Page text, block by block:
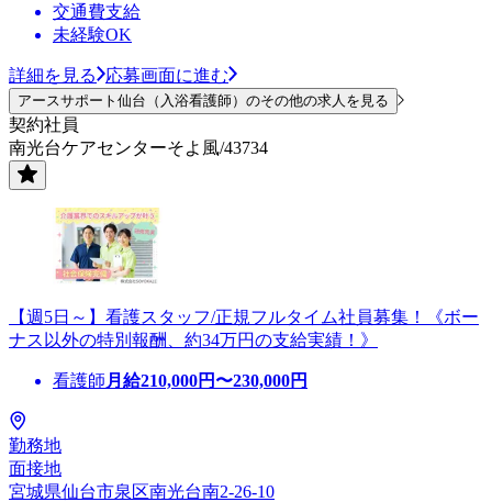
交通費支給
未経験OK
詳細を見る 応募画面に進む
アースサポート仙台（入浴看護師）のその他の求人を見る
契約社員
南光台ケアセンターそよ風/43734
【週5日～】看護スタッフ/正規フルタイム社員募集！《ボー
ナス以外の特別報酬、約34万円の支給実績！》
看護師 月給210,000円〜230,000円
勤務地
面接地
宮城県仙台市泉区南光台南2-26-10